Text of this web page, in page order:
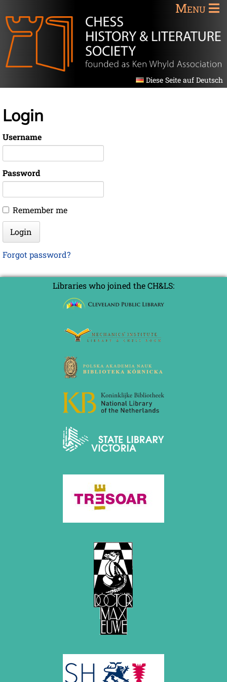
Menu
Diese Seite auf Deutsch
Login
Username
Password
Remember me
Login
Forgot password?
Libraries who joined the CH&LS: